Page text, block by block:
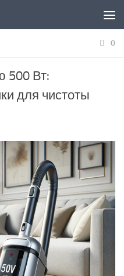
0
500 Вт:
для чистоты